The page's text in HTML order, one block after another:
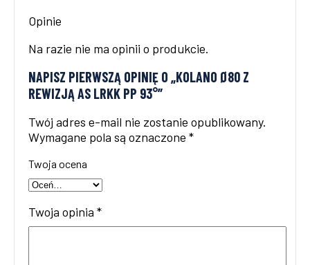
Opinie
Na razie nie ma opinii o produkcie.
NAPISZ PIERWSZĄ OPINIĘ O „KOLANO Ø80 Z
REWIZJĄ AS LRKK PP 93°”
Twój adres e-mail nie zostanie opublikowany.
Wymagane pola są oznaczone *
Twoja ocena
Twoja opinia *